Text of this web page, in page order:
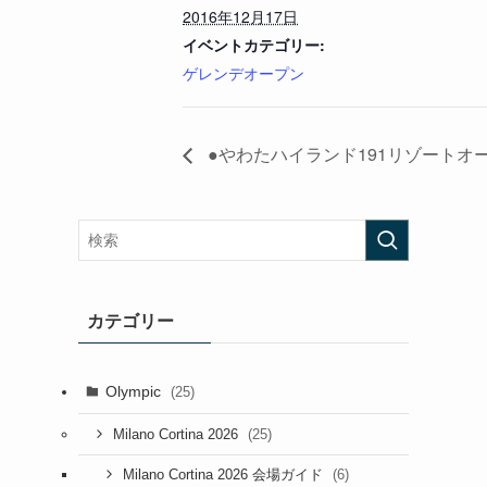
2016年12月17日
イベントカテゴリー:
ゲレンデオープン
●やわたハイランド191リゾートオ
カテゴリー
Olympic (25)
Milano Cortina 2026 (25)
Milano Cortina 2026 会場ガイド (6)